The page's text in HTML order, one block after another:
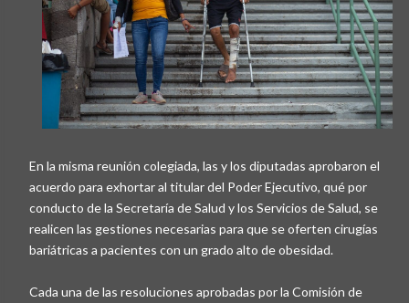
En la misma reunión colegiada, las y los diputadas aprobaron el
acuerdo para exhortar al titular del Poder Ejecutivo, qué por
conducto de la Secretaría de Salud y los Servicios de Salud, se
realicen las gestiones necesarias para que se oferten cirugías
bariátricas a pacientes con un grado alto de obesidad.
Cada una de las resoluciones aprobadas por la Comisión de